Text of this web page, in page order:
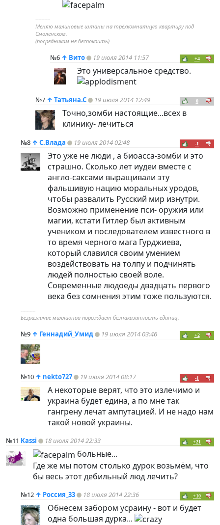
----------
Меняю малиновые штаны на трёхкомнатную квартиру под
Смоленском.
(посредникам не беспокоить)
№6 ↑ Вито 19 июля 2014 11:57 +4
Это универсальное средство.
№7 ↑ Татьяна.С 19 июля 2014 12:49 0
Точно,зомби настоящие...всех в
клинику- лечиться
№8 ↑ С.Влада 19 июля 2014 02:48 -1
Это уже не люди , а биоасса-зомби и это
страшно. Сколько лет иудеи вместе с
англо-саксами выращивали эту
фальшивую нацию моральных уродов,
чтобы развалить Русский мир изнутри.
Возможно применение пси- оружия или
магии, кстати Гитлер был активным
учеником и последователем известного в
то время черного мага Гурджиева,
который славился своим умением
воздействовать на толпу и подчинять
людей полностью своей воле.
Современные людоеды двадцать первого
века без сомнения этим тоже пользуются.
----------
Безразличие миллионов порождает безнаказанность единиц.
№9 ↑ Геннадий_Умид 19 июля 2014 03:46 +2
№10 ↑ nekto727 19 июля 2014 08:17 -1
А некоторые верят, что это излечимо и
украина будет едина, а по мне так
гангрену лечат ампутацией. И не надо нам
такой новой украины.
№11 Kassi 18 июля 2014 22:33 +21
больные...
Где же мы потом столько дурок возьмём, что
бы весь этот дебильный люд лечить?
№12 ↑ Россия_33 18 июля 2014 22:36 +10
Обнесем забором усраину - вот и будет
одна большая дурка...